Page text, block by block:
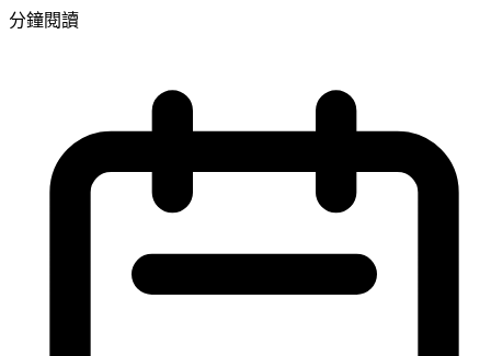
分鐘閱讀